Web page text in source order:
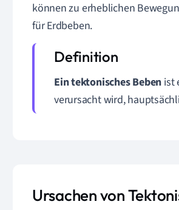
können zu erheblichen
für Erdbeben.
Ein tektonisches Beben ist
verursacht wird,
Ursachen von